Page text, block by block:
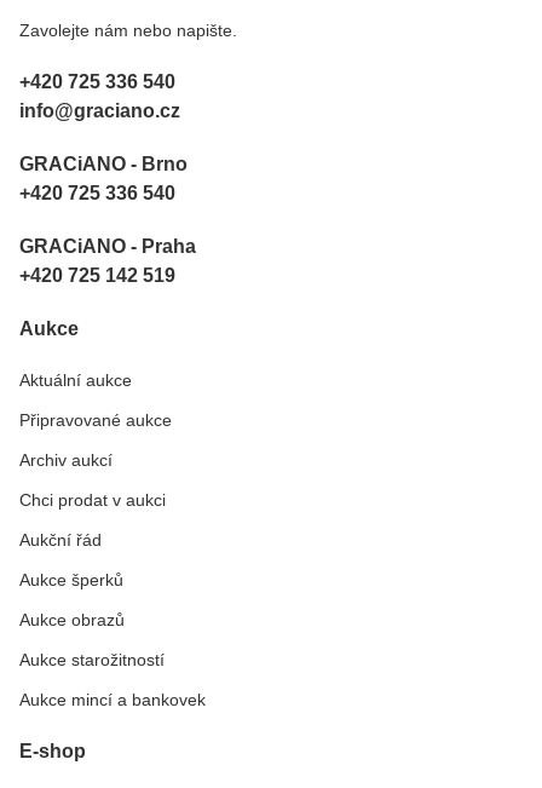
Zavolejte nám nebo napište.
+420 725 336 540
info@graciano.cz
GRACiANO - Brno
+420 725 336 540
GRACiANO - Praha
+420 725 142 519
Aukce
Aktuální aukce
Připravované aukce
Archiv aukcí
Chci prodat v aukci
Aukční řád
Aukce šperků
Aukce obrazů
Aukce starožitností
Aukce mincí a bankovek
E-shop